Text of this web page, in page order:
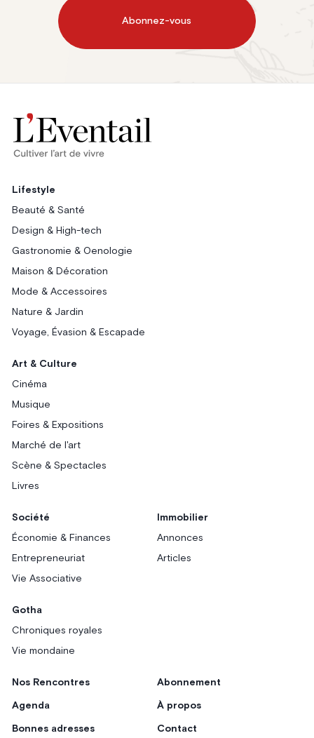
Abonnez-vous
Lifestyle
Beauté & Santé
Design & High-tech
Gastronomie & Oenologie
Maison & Décoration
Mode & Accessoires
Nature & Jardin
Voyage, Évasion & Escapade
Art & Culture
Cinéma
Musique
Foires & Expositions
Marché de l'art
Scène & Spectacles
Livres
Société
Économie & Finances
Entrepreneuriat
Vie Associative
Immobilier
Annonces
Articles
Gotha
Chroniques royales
Vie mondaine
Nos Rencontres
Agenda
Bonnes adresses
Abonnement
À propos
Contact